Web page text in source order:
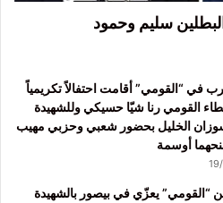
سليم وحمود
في “القومي” أقامت احتفالاً تكريمياً
القومي رنا شيّا حسيكي وللشهيدة
سوزان الخليل بحضور شعبي وحزبي مهيب
أوسمة
“القومي” يعزّي في بيصور بالشهيدة